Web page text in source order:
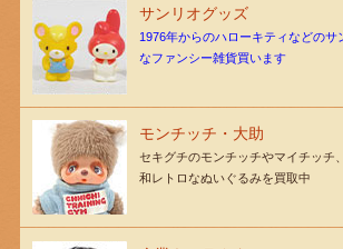
サンリオグッズ
1976年からのハローキティなどのサ
なファンシー雑貨買います
モンチッチ・大助
セキグチのモンチッチやマイチッチ
和レトロなぬいぐるみを買取中